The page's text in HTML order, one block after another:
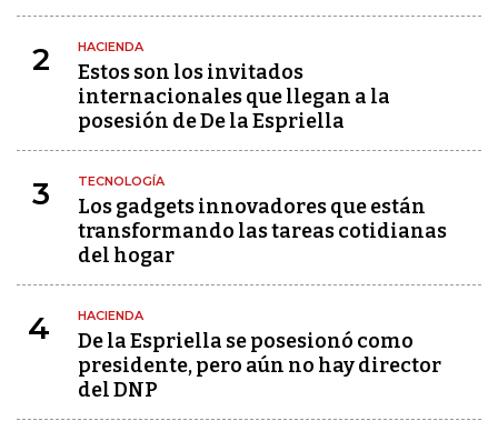
2 HACIENDA
Estos son los invitados
internacionales que llegan a la
posesión de De la Espriella
3 TECNOLOGÍA
Los gadgets innovadores que están
transformando las tareas cotidianas
del hogar
4 HACIENDA
De la Espriella se posesionó como
presidente, pero aún no hay director
del DNP